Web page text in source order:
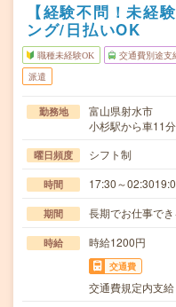
【経験不問！未経
ング/日払いOK
職種未経験OK 交通費別途支
派遣
勤務地
富山県射水市
小杉駅から車11分
曜日頻度 シフト制
時間 17:30～
期間 長期でお仕事でき
時給 時給1200円
交通費
交通費規定内支給